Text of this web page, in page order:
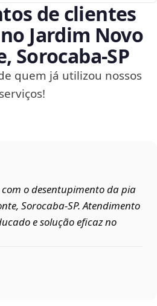
de clientes
Jardim Novo
Sorocaba‑SP
quem já utilizou nossos
serviços!
o desentupimento da pia
Sorocaba‑SP. Atendimento
e solução eficaz no